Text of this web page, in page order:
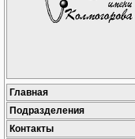
Главная
Подразделения
Контакты